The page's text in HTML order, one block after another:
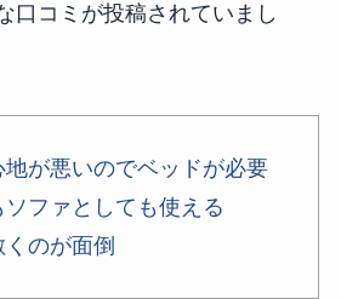
口コミが投稿されていまし
が悪いのでベッドが必要
ファとしても使える
のが面倒